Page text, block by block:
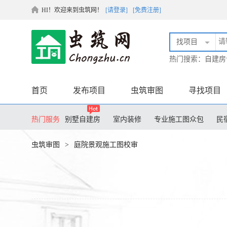
HI！欢迎来到虫筑网！ [请登录] [免费注册]
找项目
热门搜索： 自建
首页 发布项目 虫筑审图 寻找项目
热门服务 别墅自建房 室内装修 专业施工图众包
民
虫筑审图
> 庭院景观施工图校审